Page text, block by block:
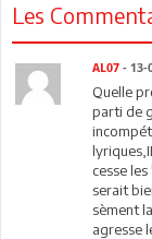
Les
AL07 - 13-
Quelle
parti de
cesse
serait
sèment
agresse